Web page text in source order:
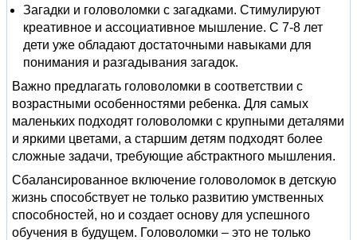
Загадки и головоломки с загадками. Стимулируют
креативное и ассоциативное мышление. С 7-8 лет
дети уже обладают достаточными навыками для
понимания и разгадывания загадок.
Важно предлагать головоломки в соответствии с
возрастными особенностями ребенка. Для самых
маленьких подходят головоломки с крупными деталями
и яркими цветами, а старшим детям подходят более
сложные задачи, требующие абстрактного мышления.
Сбалансированное включение головоломок в детскую
жизнь способствует не только развитию умственных
способностей, но и создает основу для успешного
обучения в будущем. Головоломки – это не только